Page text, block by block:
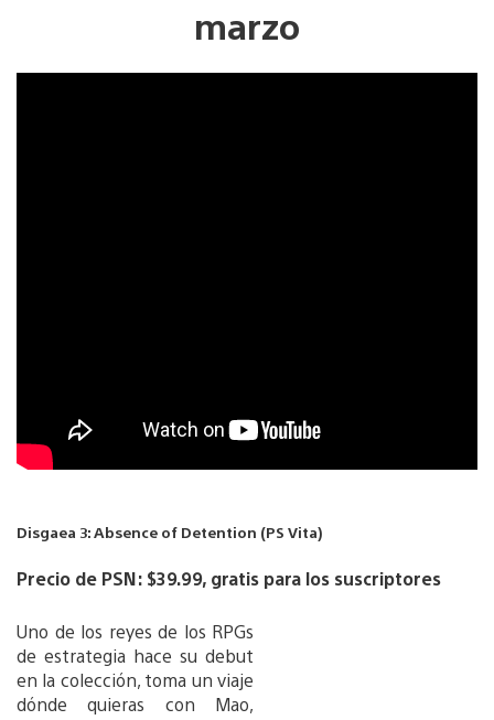
marzo
Disgaea 3: Absence of Detention (PS Vita)
Precio de PSN: $39.99, gratis para los suscriptores
Uno de los reyes de los RPGs
de estrategia hace su debut
en la colección, toma un viaje
dónde quieras con Mao,